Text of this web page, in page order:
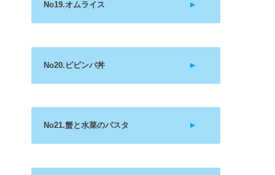
No19.オムライス
No20.ビビンバ丼
No21.蟹と水菜のパスタ